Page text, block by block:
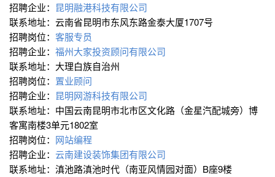
招聘企业： 昆明融港科技有限公司
联系地址：云南省昆明市东风东路金泰大厦1707号
招聘岗位： 客服专员
招聘企业： 福州大家投资顾问有限公司
联系地址：大理白族自治州
招聘岗位： 置业顾问
招聘企业： 昆明网游科技有限公司
联系地址：中国云南昆明市北市区文化路（金星汽配城旁）博
客寓南楼3单元1802室
招聘岗位： 网站编程
招聘企业： 云南建设装饰集团有限公司
联系地址：滇池路滇池时代（南亚风情园对面）B座9楼